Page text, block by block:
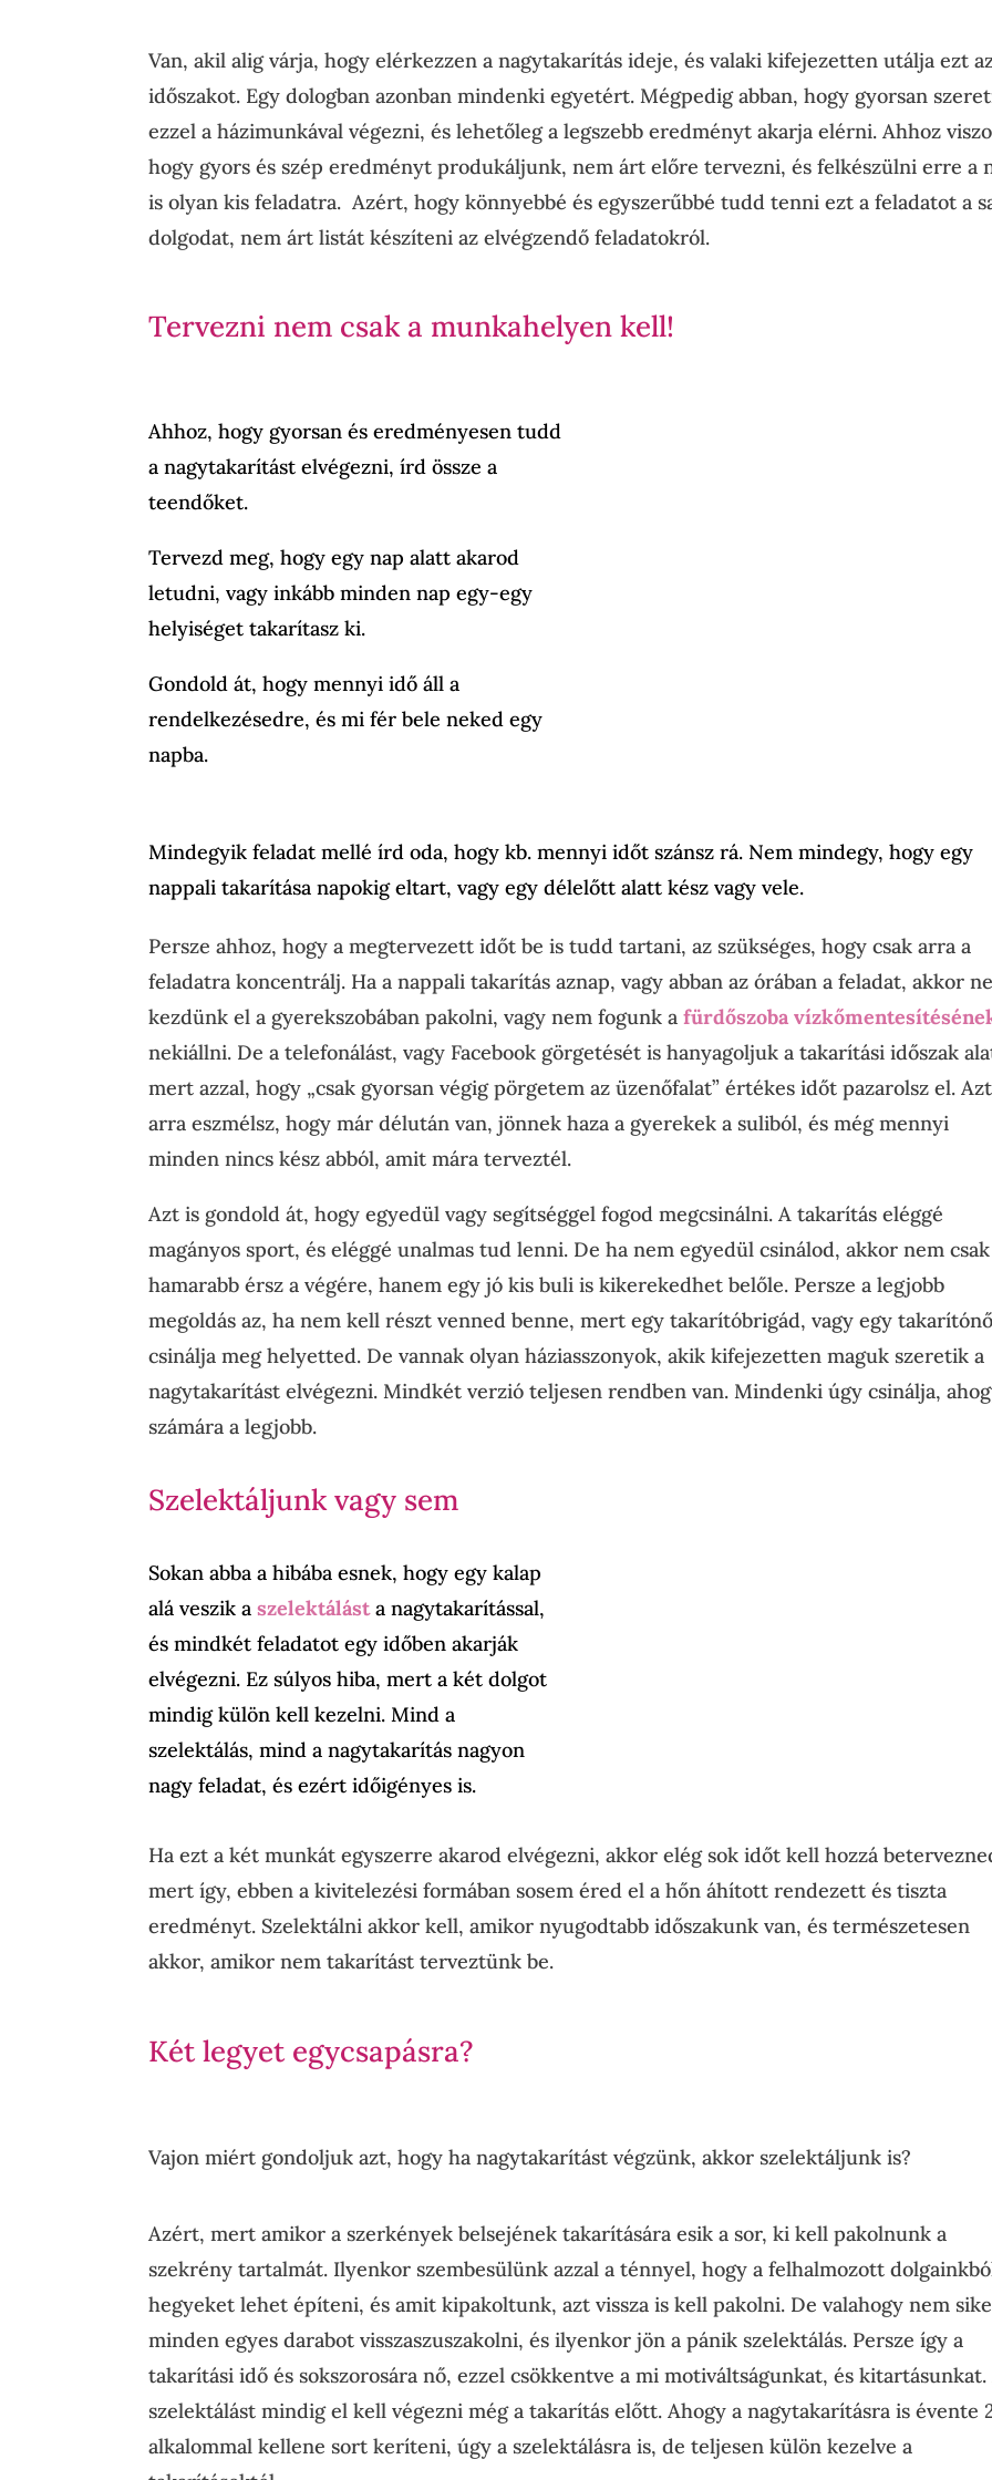
Van, akil alig várja, hogy elérkezzen a nagytakarítás ideje, és valaki kifejezetten utálja ezt
időszakot. Egy dologban azonban mindenki egyetért. Mégpedig abban, hogy gyorsan
ezzel a házimunkával végezni, és lehetőleg a legszebb eredményt akarja elérni. Ahhoz
hogy gyors és szép eredményt produkáljunk, nem árt előre tervezni, és felkészülni erre a
is olyan kis feladatra. Azért, hogy könnyebbé és egyszerűbbé tudd tenni ezt a feladatot a
dolgodat, nem árt listát készíteni az elvégzendő feladatokról.
Tervezni nem csak a munkahelyen kell!
Ahhoz, hogy gyorsan és eredményesen tudd
a nagytakarítást elvégezni, írd össze a
teendőket.
Tervezd meg, hogy egy nap alatt akarod
letudni, vagy inkább minden nap egy-egy
helyiséget takarítasz ki.
Gondold át, hogy mennyi idő áll a
rendelkezésedre, és mi fér bele neked egy
napba.
Mindegyik feladat mellé írd oda, hogy kb. mennyi időt szánsz rá. Nem mindegy, hogy egy
nappali takarítása napokig eltart, vagy egy délelőtt alatt kész vagy vele.
Persze ahhoz, hogy a megtervezett időt be is tudd tartani, az szükséges, hogy csak arra a
feladatra koncentrálj. Ha a nappali takarítás aznap, vagy abban az órában a feladat, akkor
kezdünk el a gyerekszobában pakolni, vagy nem fogunk afürdőszoba
nekiállni. De a telefonálást, vagy Facebook görgetését is hanyagoljuk a takarítási időszak
mert azzal, hogy „csak gyorsan végig pörgetem az üzenőfalat” értékes időt pazarolsz el.
arra eszmélsz, hogy már délután van, jönnek haza a gyerekek a suliból, és még mennyi
minden nincs kész abból, amit mára terveztél.
Azt is gondold át, hogy egyedül vagy segítséggel fogod megcsinálni. A takarítás eléggé
magányos sport, és eléggé unalmas tud lenni. De ha nem egyedül csinálod, akkor nem csak
hamarabb érsz a végére, hanem egy jó kis buli is kikerekedhet belőle. Persze a legjobb
megoldás az, ha nem kell részt venned benne, mert egy takarítóbrigád, vagy egy
csinálja meg helyetted. De vannak olyan háziasszonyok, akik kifejezetten maguk szeretik a
nagytakarítást elvégezni. Mindkét verzió teljesen rendben van. Mindenki úgy csinálja,
számára a legjobb.
Szelektáljunk vagy sem
Sokan abba a hibába esnek, hogy egy kalap
alá veszik aszelektálásta nagytakarítással,
és mindkét feladatot egy időben akarják
elvégezni. Ez súlyos hiba, mert a két dolgot
mindig külön kell kezelni. Mind a
szelektálás, mind a nagytakarítás nagyon
nagy feladat, és ezért időigényes is.
Ha ezt a két munkát egyszerre akarod elvégezni, akkor elég sok időt kell hozzá
mert így, ebben a kivitelezési formában sosem éred el a hőn áhított rendezett és tiszta
eredményt. Szelektálni akkor kell, amikor nyugodtabb időszakunk van, és természetesen
akkor, amikor nem takarítást terveztünk be.
Két legyet egycsapásra?
Vajon miért gondoljuk azt, hogy ha nagytakarítást végzünk, akkor szelektáljunk is?
Azért, mert amikor a szerkények belsejének takarítására esik a sor, ki kell pakolnunk a
szekrény tartalmát. Ilyenkor szembesülünk azzal a ténnyel, hogy a felhalmozott
hegyeket lehet építeni, és amit kipakoltunk, azt vissza is kell pakolni. De valahogy nem
minden egyes darabot visszaszuszakolni, és ilyenkor jön a pánik szelektálás. Persze így a
takarítási idő és sokszorosára nő, ezzel csökkentve a mi motiváltságunkat, és kitartásunkat.
szelektálást mindig el kell végezni még a takarítás előtt. Ahogy a nagytakarításra is évente
alkalommal kellene sort keríteni, úgy a szelektálásra is, de teljesen külön kezelve a